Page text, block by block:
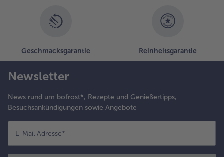
Geschmacksgarantie Reinheitsgarantie
Newsletter
News rund um bofrost*, Rezepte und Genießertipps,
Besuchsankündigungen sowie Angebote
E-Mail Adresse*